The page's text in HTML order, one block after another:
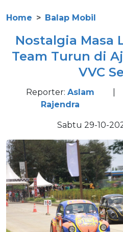
Home Balap Mobil
Nostalgia Masa
Team Turun di
VVC
Reporter: Aslam
Rajendra
Sabtu 29-10-